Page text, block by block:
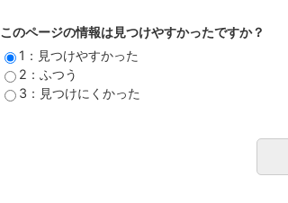
このページの情報は見つけやすかったですか？
1：見つけやすかった
2：ふつう
3：見つけにくかった